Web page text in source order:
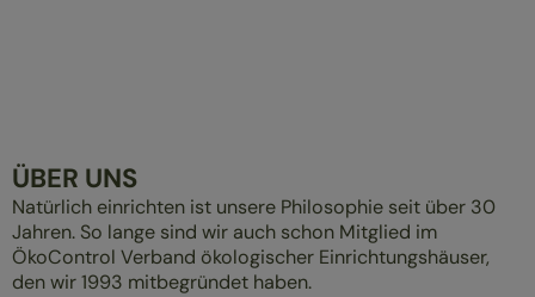
ÜBER UNS
Natürlich einrichten ist unsere Philosophie seit über 30
Jahren. So lange sind wir auch schon Mitglied im
ÖkoControl Verband ökologischer Einrichtungshäuser,
den wir 1993 mitbegründet haben.